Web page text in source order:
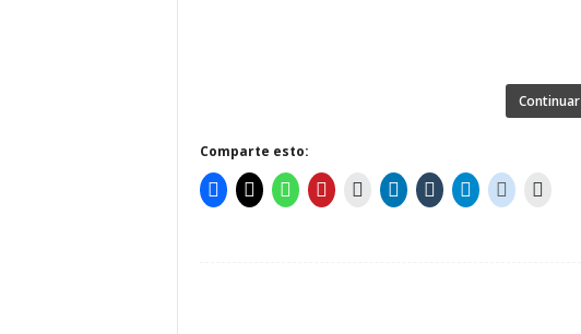
Continuar
Comparte esto: